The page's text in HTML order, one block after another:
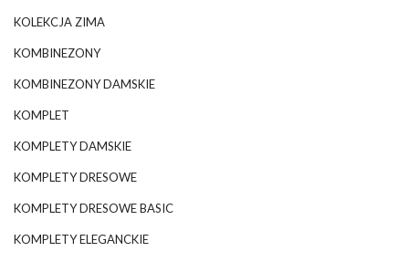
KOLEKCJA ZIMA
KOMBINEZONY
KOMBINEZONY DAMSKIE
KOMPLET
KOMPLETY DAMSKIE
KOMPLETY DRESOWE
KOMPLETY DRESOWE BASIC
KOMPLETY ELEGANCKIE